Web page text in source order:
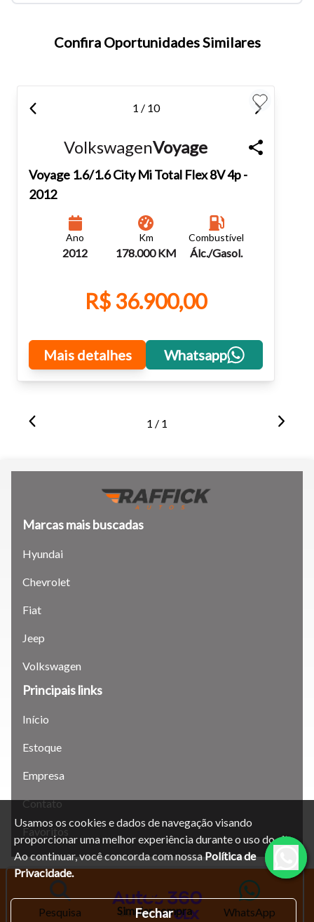
Usamos os cookies e dados de navegação visando
proporcionar uma melhor experiência durante o uso do site.
Ao continuar, você concorda com nossaPolítica de
Privacidade.
Fechar
Pesquisa Simular compra WhatsApp
Confira Oportunidades Similares
1 / 10
VolkswagenVoyage
Voyage 1.6/1.6 City Mi Total Flex 8V 4p -
2012
Ano
2012
Km
178.000 KM
Combustível
Álc./Gasol.
R$ 36.900,00
Mais detalhes Whatsapp
1 / 1
Marcas mais buscadas
Hyundai
Chevrolet
Fiat
Jeep
Volkswagen
Principais links
Início
Estoque
Empresa
Contato
Favoritos